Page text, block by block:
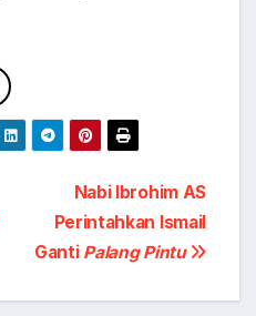
Nabi Ibrohim AS
Perintahkan Ismail
Ganti Palang Pintu